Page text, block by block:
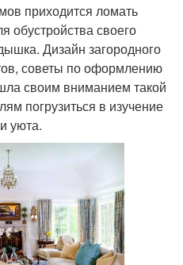
приходится ломать
обустройства своего
Дизайн загородного
советы по оформлению
своим вниманием такой
погрузиться в изучение
уюта.